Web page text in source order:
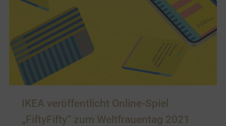
IKEA veröffentlicht Online-Spiel
„FiftyFifty“ zum Weltfrauentag 2021